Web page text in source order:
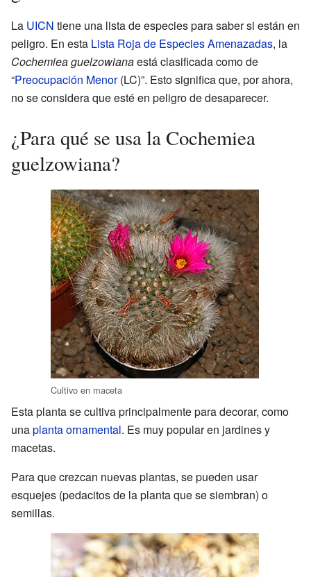
La UICN tiene una lista de especies para saber si están en
peligro. En esta Lista Roja de Especies Amenazadas, la
Cochemiea guelzowianaestá clasificada como de
“Preocupación Menor(LC)”. Esto significa que, por ahora,
no se considera que esté en peligro de desaparecer.
¿Para qué se usa la Cochemiea
guelzowiana?
Cultivo en maceta
Esta planta se cultiva principalmente para decorar, como
unaplanta ornamental. Es muy popular en jardines y
macetas.
Para que crezcan nuevas plantas, se pueden usar
esquejes (pedacitos de la planta que se siembran) o
semillas.